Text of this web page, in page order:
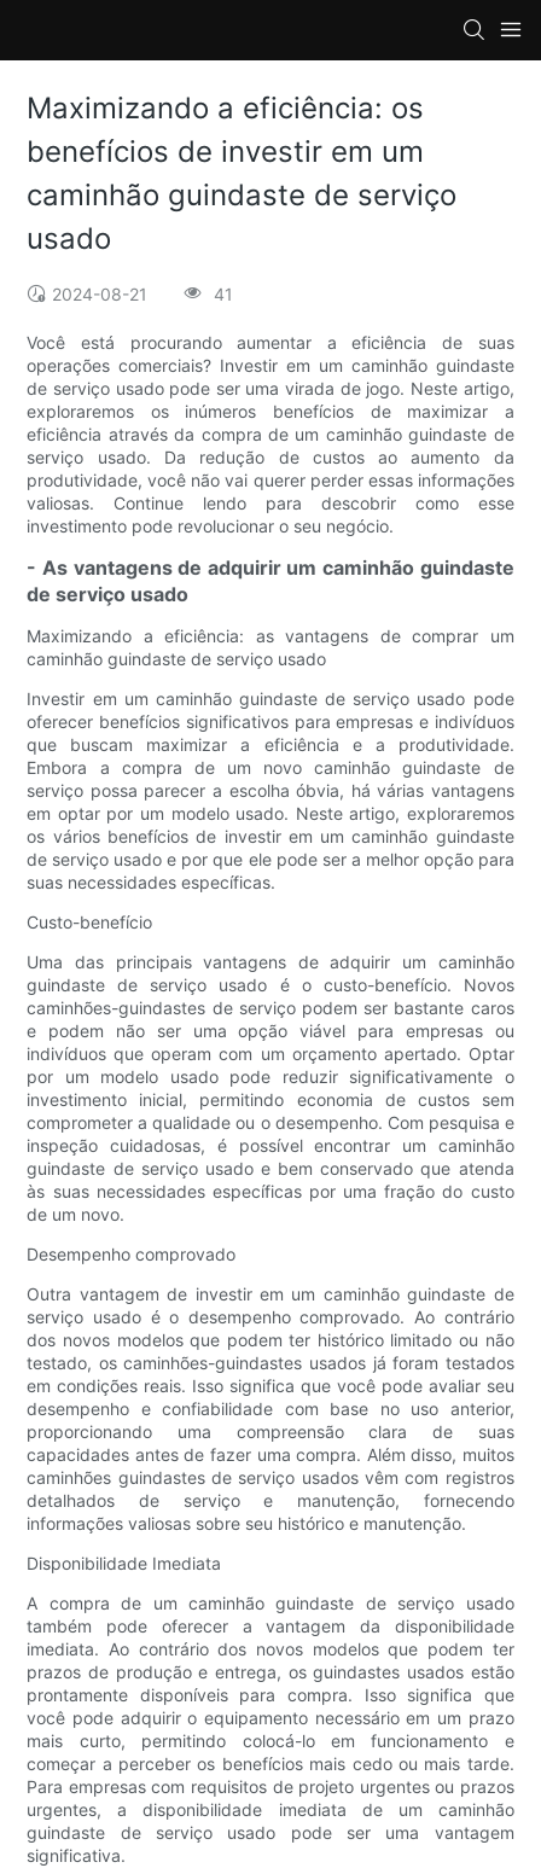
Maximizando a eficiência: os
benefícios de investir em um
caminhão guindaste de serviço
usado
2024-08-21 41
Você está procurando aumentar a eficiência de suas
operações comerciais? Investir em um caminhão guindaste
de serviço usado pode ser uma virada de jogo. Neste artigo,
exploraremos os inúmeros benefícios de maximizar a
eficiência através da compra de um caminhão guindaste de
serviço usado. Da redução de custos ao aumento da
produtividade, você não vai querer perder essas informações
valiosas. Continue lendo para descobrir como esse
investimento pode revolucionar o seu negócio.
- As vantagens de adquirir um caminhão guindaste
de serviço usado
Maximizando a eficiência: as vantagens de comprar um
caminhão guindaste de serviço usado
Investir em um caminhão guindaste de serviço usado pode
oferecer benefícios significativos para empresas e indivíduos
que buscam maximizar a eficiência e a produtividade.
Embora a compra de um novo caminhão guindaste de
serviço possa parecer a escolha óbvia, há várias vantagens
em optar por um modelo usado. Neste artigo, exploraremos
os vários benefícios de investir em um caminhão guindaste
de serviço usado e por que ele pode ser a melhor opção para
suas necessidades específicas.
Custo-benefício
Uma das principais vantagens de adquirir um caminhão
guindaste de serviço usado é o custo-benefício. Novos
caminhões-guindastes de serviço podem ser bastante caros
e podem não ser uma opção viável para empresas ou
indivíduos que operam com um orçamento apertado. Optar
por um modelo usado pode reduzir significativamente o
investimento inicial, permitindo economia de custos sem
comprometer a qualidade ou o desempenho. Com pesquisa e
inspeção cuidadosas, é possível encontrar um caminhão
guindaste de serviço usado e bem conservado que atenda
às suas necessidades específicas por uma fração do custo
de um novo.
Desempenho comprovado
Outra vantagem de investir em um caminhão guindaste de
serviço usado é o desempenho comprovado. Ao contrário
dos novos modelos que podem ter histórico limitado ou não
testado, os caminhões-guindastes usados ​​já foram testados
em condições reais. Isso significa que você pode avaliar seu
desempenho e confiabilidade com base no uso anterior,
proporcionando uma compreensão clara de suas
capacidades antes de fazer uma compra. Além disso, muitos
caminhões guindastes de serviço usados ​​vêm com registros
detalhados de serviço e manutenção, fornecendo
informações valiosas sobre seu histórico e manutenção.
Disponibilidade Imediata
A compra de um caminhão guindaste de serviço usado
também pode oferecer a vantagem da disponibilidade
imediata. Ao contrário dos novos modelos que podem ter
prazos de produção e entrega, os guindastes usados ​​estão
prontamente disponíveis para compra. Isso significa que
você pode adquirir o equipamento necessário em um prazo
mais curto, permitindo colocá-lo em funcionamento e
começar a perceber os benefícios mais cedo ou mais tarde.
Para empresas com requisitos de projeto urgentes ou prazos
urgentes, a disponibilidade imediata de um caminhão
guindaste de serviço usado pode ser uma vantagem
significativa.